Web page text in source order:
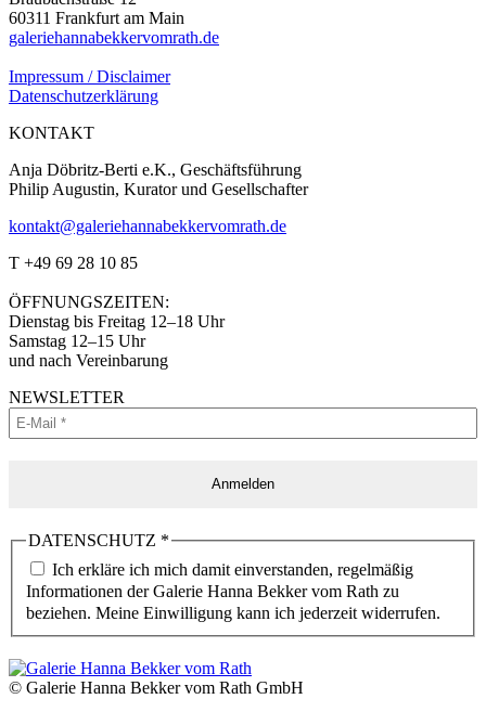
60311 Frankfurt am Main
galeriehannabekkervomrath.de
Impressum / Disclaimer
Datenschutzerklärung
KONTAKT
Anja Döbritz-Berti e.K., Geschäftsführung
Philip Augustin, Kurator und Gesellschafter
kontakt@galeriehannabekkervomrath.de
Facebook
öffnet
in
neuem
Fenster
Instagram
öffnet
in
neuem
Fenster
T +49 69 28 10 85
ÖFFNUNGSZEITEN:
Dienstag bis Freitag 12–18 Uhr
Samstag 12–15 Uhr
und nach Vereinbarung
NEWSLETTER
DATENSCHUTZ *
Ich erkläre ich mich damit einverstanden, regelmäßig
Informationen der Galerie Hanna Bekker vom Rath zu
beziehen. Meine Einwilligung kann ich jederzeit widerrufen.
© Galerie Hanna Bekker vom Rath GmbH